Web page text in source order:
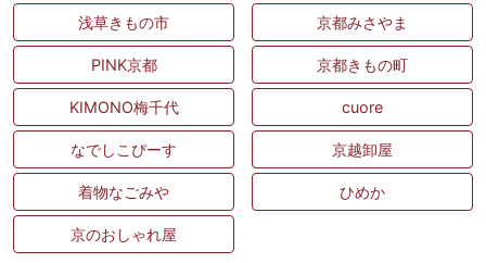
浅草きもの市 京都みさやま
PINK京都 京都きもの町
KIMONO梅千代 cuore
なでしこぴーす 京越卸屋
着物なごみや ひめか
京のおしゃれ屋